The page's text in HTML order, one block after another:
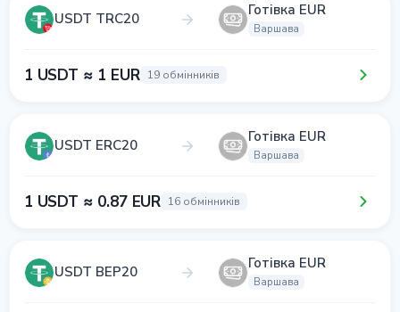
USDT TRC20 Готівка EUR
Варшава
1 USDT ≈ 1 EUR 19 обмінників
USDT ERC20 Готівка EUR
Варшава
1 USDT ≈ 0.87 EUR 16 обмінників
USDT BEP20 Готівка EUR
Варшава